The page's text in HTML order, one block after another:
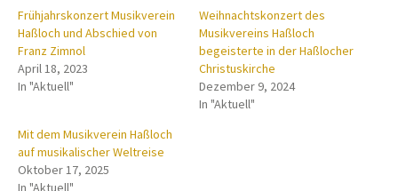
Frühjahrskonzert Musikverein
Haßloch und Abschied von
Franz Zimnol
April 18, 2023
In "Aktuell"
Weihnachtskonzert des
Musikvereins Haßloch
begeisterte in der Haßlocher
Christuskirche
Dezember 9, 2024
In "Aktuell"
Mit dem Musikverein Haßloch
auf musikalischer Weltreise
Oktober 17, 2025
In "Aktuell"